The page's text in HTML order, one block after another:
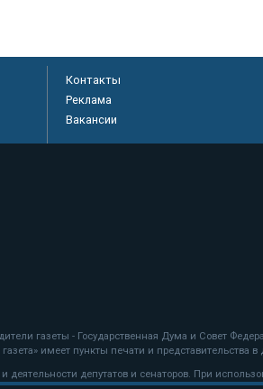
Контакты
Реклама
Вакансии
газеты - Государственная Дума и Совет
имеет пункты печати и представительства в
депутатов и сенаторов. При